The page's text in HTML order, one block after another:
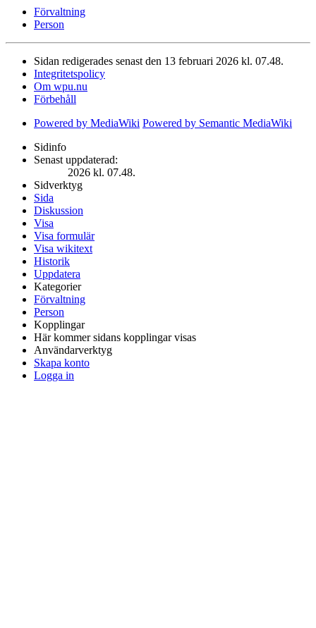
Förvaltning
Person
Sidan redigerades senast den 13 februari 2026 kl. 07.48.
Integritetspolicy
Om wpu.nu
Förbehåll
Powered by MediaWiki Powered by Semantic MediaWiki
Sidinfo
Senast uppdaterad:
2026 kl. 07.48.
Sidverktyg
Sida
Diskussion
Visa
Visa formulär
Visa wikitext
Historik
Uppdatera
Kategorier
Förvaltning
Person
Kopplingar
Här kommer sidans kopplingar visas
Användarverktyg
Skapa konto
Logga in